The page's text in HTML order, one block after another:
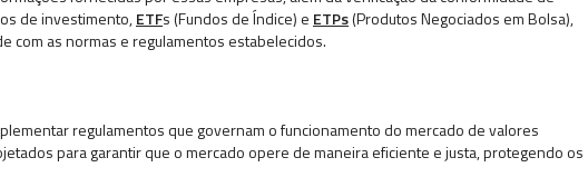
de investimento,ETFs (Fundos de Índice) e ETPs(Produtos Negociados em Bolsa),
com as normas e regulamentos estabelecidos.
regulamentos que governam o funcionamento do mercado de valores
para garantir que o mercado opere de maneira eficiente e justa, protegendo os